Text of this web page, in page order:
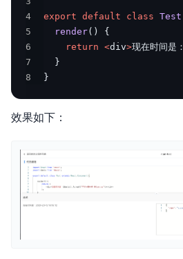
4
export default class Test
5
render( )
{
6
return <div>现在时间是：
7
}
8
}
效果如下：